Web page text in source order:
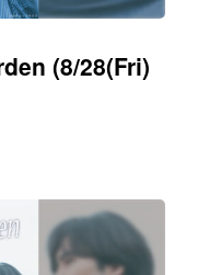
(8/28(Fri)